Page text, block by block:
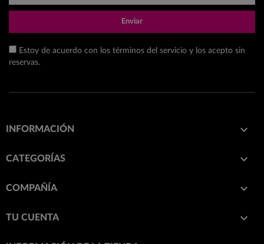
Enviar
Estoy de acuerdo con los términos del servicio y los acepto sin
reservas.
INFORMACIÓN 
CATEGORÍAS 
COMPAÑÍA 
TU CUENTA 